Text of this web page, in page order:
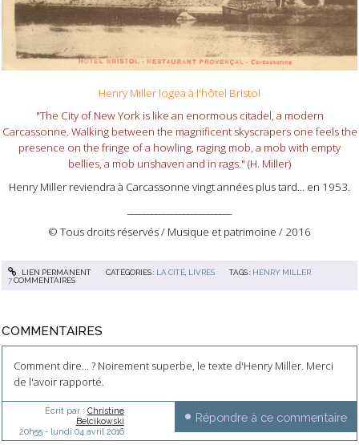
Henry Miller logea à l'hôtel Bristol
"The City of New York is like an enormous citadel, a modern
Carcassonne. Walking between the magnificent skyscrapers one feels the
presence on the fringe of a howling, raging mob, a mob with empty
bellies, a mob unshaven and in rags." (H. Miller)
Henry Miller reviendra à Carcassonne vingt années plus tard... en 1953.
© Tous droits réservés / Musique et patrimoine / 2016
LIEN PERMANENT CATÉGORIES : LA CITÉ, LIVRES TAGS : HENRY MILLER
7COMMENTAIRES
COMMENTAIRES
Comment dire... ? Noirement superbe, le texte d'Henry Miller. Merci
de l'avoir rapporté.
Écrit par : Christine
Belcikowski
20h55- lundi 04 avril 2016
Répondre à ce commentaire